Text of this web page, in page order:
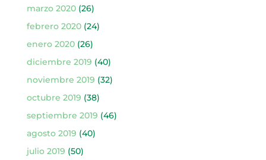
marzo 2020(26)
febrero 2020(24)
enero 2020(26)
diciembre 2019 (40)
noviembre 2019 (32)
octubre 2019 (38)
septiembre 2019 (46)
agosto 2019 (40)
julio 2019 (50)